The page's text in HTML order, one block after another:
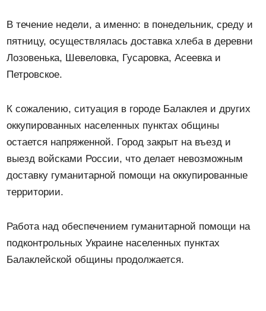
В течение недели, а именно: в понедельник, среду и
пятницу, осуществлялась доставка хлеба в деревни
Лозовенька, Шевеловка, Гусаровка, Асеевка и
Петровское.
К сожалению, ситуация в городе Балаклея и других
оккупированных населенных пунктах общины
остается напряженной. Город закрыт на въезд и
выезд войсками России, что делает невозможным
доставку гуманитарной помощи на оккупированные
территории.
Работа над обеспечением гуманитарной помощи на
подконтрольных Украине населенных пунктах
Балаклейской общины продолжается.